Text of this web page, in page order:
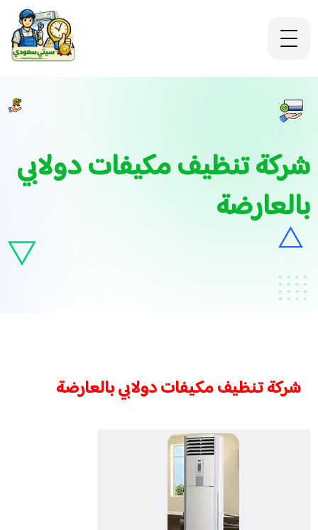
شركة تنظيف مكيفات دولابي
بالعارضة
شركة تنظيف مكيفات دولابي بالعارضة